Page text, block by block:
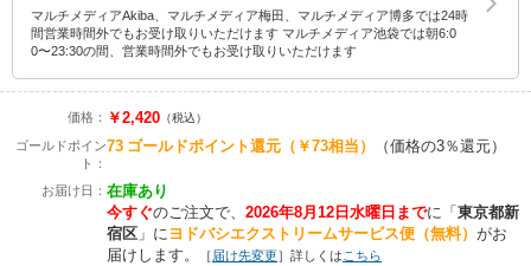
マルチメディアAkiba、マルチメディア梅田、マルチメディア博多では24時
間営業時間外でもお受け取りいただけます マルチメディア池袋では朝6:0
0〜23:30の間、営業時間外でもお受け取りいただけます
価格： ￥2,420 （税込）
ゴールドポイン
ト：
73 ゴールドポイント還元 （￥73相当） （価格の3％還元）
お届け日： 在庫あり
今すぐのご注文で、 2026年8月12日水曜日までに 「 東京都新
宿区 」に ヨドバシエクストリームサービス便（無料） がお
届けします。
［ 届け先変更］詳しくは こちら